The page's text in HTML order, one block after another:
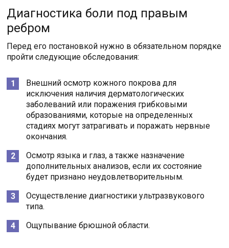
Диагностика боли под правым
ребром
Перед его постановкой нужно в обязательном порядке
пройти следующие обследования:
Внешний осмотр кожного покрова для
исключения наличия дерматологических
заболеваний или поражения грибковыми
образованиями, которые на определенных
стадиях могут затрагивать и поражать нервные
окончания.
Осмотр языка и глаз, а также назначение
дополнительных анализов, если их состояние
будет признано неудовлетворительным.
Осуществление диагностики ультразвукового
типа.
Ощупывание брюшной области.